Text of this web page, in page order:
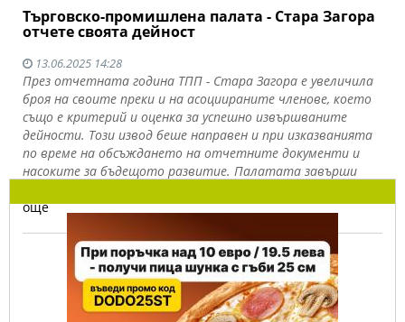
Търговско-промишлена палата - Стара Загора
отчете своята дейност
13.06.2025 14:28
През отчетната година ТПП - Стара Загора е увеличила
броя на своите преки и на асоциираните членове, което
също е критерий и оценка за успешно извършваните
дейности. Този извод беше направен и при изказванията
по време на обсъждането на отчетните документи и
насоките за бъдещото развитие. Палатата завърши
още